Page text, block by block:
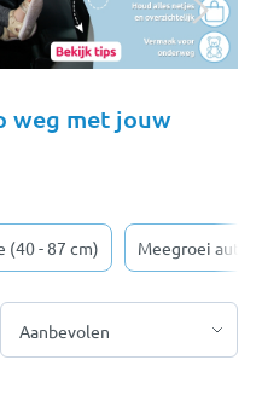
weg met jouw
- 87 cm) Meegroei